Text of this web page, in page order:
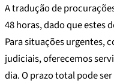
A tradução de
48 horas, dado que estes
Para situações urgentes,
judiciais, oferecemos
dia. O prazo total pode